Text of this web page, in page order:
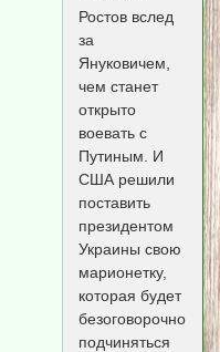
Ростов вслед
за
Януковичем,
чем станет
открыто
воевать с
Путиным. И
США решили
поставить
президентом
Украины свою
марионетку,
которая будет
безоговорочно
подчиняться